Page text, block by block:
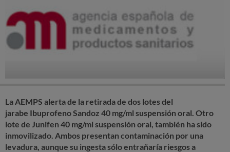
La AEMPS alerta de la retirada de dos lotes del
jarabe Ibuprofeno Sandoz 40 mg/ml suspensión oral. Otro
lote de Junifen 40 mg/ml suspensión oral, también ha sido
inmovilizado. Ambos presentan contaminación por una
levadura, aunque su ingesta sólo entrañaría riesgos a